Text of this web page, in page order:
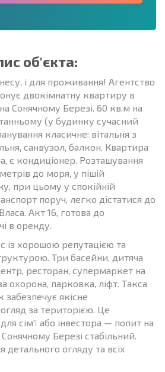
об'єкта:
і для проживання! Агентство
двокімнатну квартиру в
Сонячному Березі. 60 кв.м на
(у будинку сучасний
класичне: вітальня з
санвузол, балкон. Квартира
є кондиціонер. Розташування
до моря, у пішій
при цьому у спокійній
поруч, легко дістатися до
Акт 16, готова до
в оренду.
із хорошою репутацією та
Три басейни, дитяча
ресторан, супермаркет на
охорона, парковка, ліфт. Такса
забезпечує якісне
за територією. Це
сім'ї або інвестора — попит на
Березі стабільний.
детального огляду та всіх